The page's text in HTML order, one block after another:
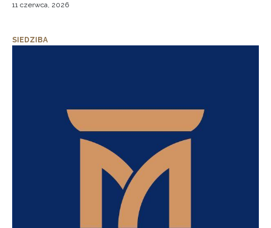
11 czerwca, 2026
SIEDZIBA